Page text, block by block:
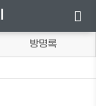
방명록